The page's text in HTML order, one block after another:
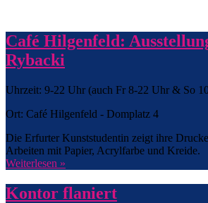
Café Hilgenfeld:
Rybacki
Uhrzeit: 9-22 Uhr (auch Fr 8-22 Uhr & So
Ort: Café Hilgenfeld - Domplatz 4
Die Erfurter Kunststudentin zeigt ihre
Arbeiten mit Papier, Acrylfarbe und Kreide.
Weiterlesen »
Kontor flaniert